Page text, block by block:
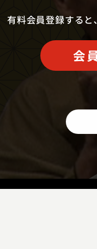
有料会員登録すると
会